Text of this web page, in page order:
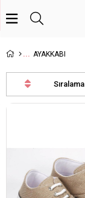
AYAKKABI
Sıralama